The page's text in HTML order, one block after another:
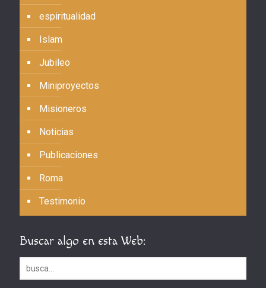
espiritualidad
Islam
Jubileo
Miniproyectos
Misioneros
Noticias
Publicaciones
Roma
Testimonio
Buscar algo en esta Web: